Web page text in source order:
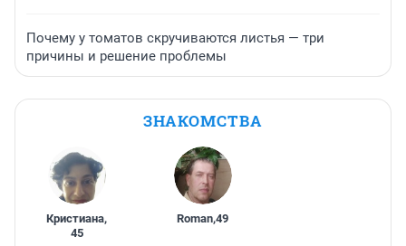
Почему у томатов скручиваются листья — три
причины и решение проблемы
ЗНАКОМСТВА
Кристиана,
45
Roman,49